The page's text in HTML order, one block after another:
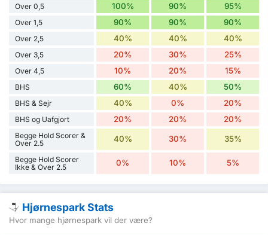
Over 0,5 100% 90% 95%
Over 1,5 90% 90% 90%
Over 2,5 40% 40% 40%
Over 3,5 20% 30% 25%
Over 4,5 10% 20% 15%
BHS 60% 40% 50%
BHS & Sejr 40% 0% 20%
BHS og Uafgjort 20% 20% 20%
Begge Hold Scorer &
Over 2.5
40% 30% 35%
Begge Hold Scorer
Ikke & Over 2.5
0% 10% 5%
Hjørnespark Stats
Hvor mange hjørnespark vil der være?